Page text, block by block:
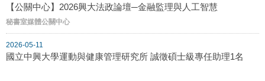
【公關中心】2026興大法政論壇─金融監理與人工智慧
秘書室媒體公關中心
2026-05-11
國立中興大學運動與健康管理研究所 誠徵碩士級專任助理1名